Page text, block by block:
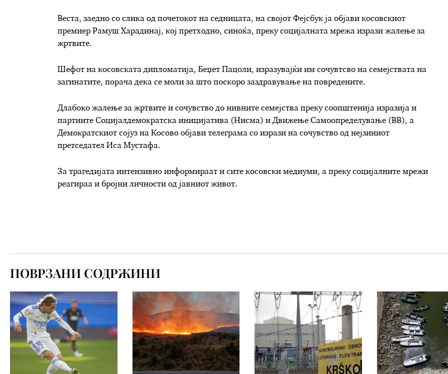
Веста, заедно со слика од почетокот на седницата, на својот Фејсбук ја објави косовскиот
премиер Рамуш Харадинај, кој претходно, синоќа, преку социјалната мрежа изрази жалење за
жртвите.
Шефот на косовската дипломатија, Беџет Пацоли, изразувајќи им сочувтсво на семејствата на
загинатите, порача дека се моли за што поскоро заздравување на повредените.
Длабоко жалење за жртвите и сочувство до нивните семејства преку соопштенија изразија и
партиите Социјалдемократска иницијатива (Нисма) и Движење Самоопределување (ВВ), а
Демократскиот сојуз на Косово објави телеграма со изрази на сочувство од нејзиниот
претседател Иса Мустафа.
За трагедијата интензивно информираат и сите косовски медиуми, а преку социјалните мрежи
реагираа и бројни личности од јавниот живот.
ПОВРЗАНИ СОДРЖИНИ